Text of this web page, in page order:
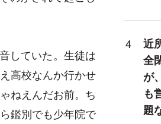
していた。生徒は
高校なんか行かせ
ねえんだお前。ち
鑑別でも少年院で
近
全
が
も
題